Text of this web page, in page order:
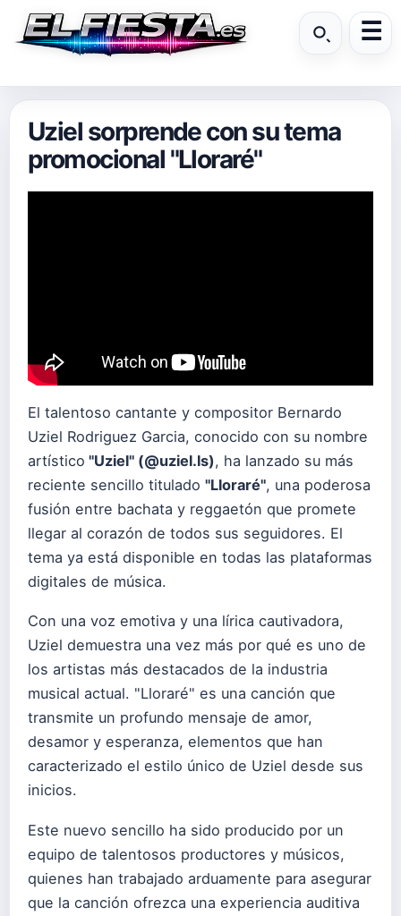
Uziel sorprende con su tema
promocional "Lloraré"
El talentoso cantante y compositor Bernardo
Uziel Rodriguez Garcia, conocido con su nombre
artístico "Uziel" (@uziel.ls), ha lanzado su más
reciente sencillo titulado "Lloraré", una poderosa
fusión entre bachata y reggaetón que promete
llegar al corazón de todos sus seguidores. El
tema ya está disponible en todas las plataformas
digitales de música.
Con una voz emotiva y una lírica cautivadora,
Uziel demuestra una vez más por qué es uno de
los artistas más destacados de la industria
musical actual. "Lloraré" es una canción que
transmite un profundo mensaje de amor,
desamor y esperanza, elementos que han
caracterizado el estilo único de Uziel desde sus
inicios.
Este nuevo sencillo ha sido producido por un
equipo de talentosos productores y músicos,
quienes han trabajado arduamente para asegurar
que la canción ofrezca una experiencia auditiva